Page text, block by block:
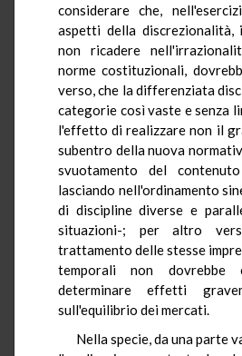
considerare che,
aspetti della
non ricadere
norme costituzionali,
verso, che la differenziata
categorie così vaste e senza
l'effetto di realizzare non il
subentro della nuova
svuotamento del
lasciando nell'ordinamento
di discipline diverse e
situazioni-; per altro
trattamento delle stesse
temporali non dovrebbe
determinare effetti
sull'equilibrio dei mercati.
Nella specie, da una parte